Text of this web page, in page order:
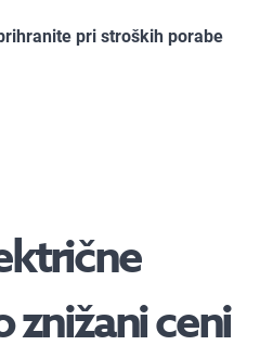
pri stroških porabe
znižani ceni